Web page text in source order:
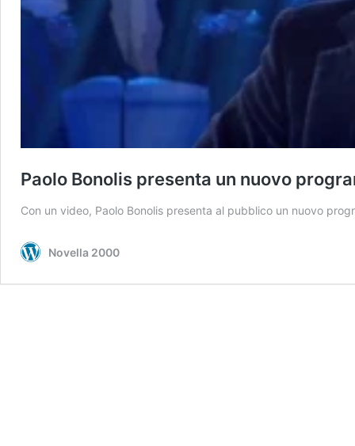
Paolo Bonolis presenta un nuovo
Con un video, Paolo Bonolis presenta al pubblico un nuovo
Novella 2000